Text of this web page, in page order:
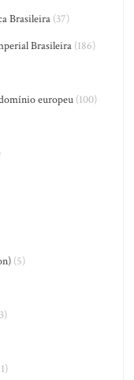
Brasileira (37)
Brasileira (186)
europeu(100)
(5)